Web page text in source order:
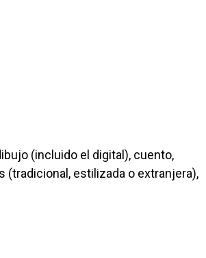
(incluido el digital), cuento,
estilizada o extranjera),